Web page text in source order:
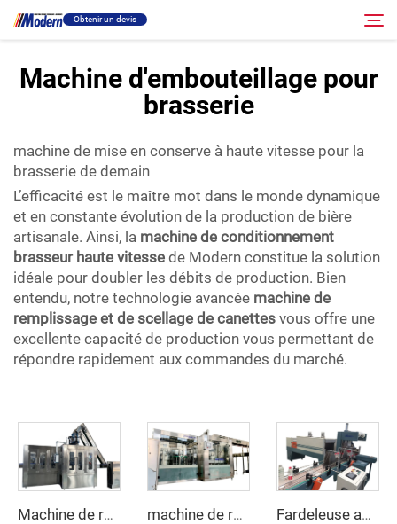
Obtenir un devis
Remplissage et emballage
À propos
Vidéo
Contact
Site RU
Machine d'embouteillage pour
brasserie
machine de mise en conserve à haute vitesse pour la
brasserie de demain
L’efficacité est le maître mot dans le monde dynamique
et en constante évolution de la production de bière
artisanale. Ainsi, la machine de conditionnement
brasseur haute vitesse de Modern constitue la solution
idéale pour doubler les débits de production. Bien
entendu, notre technologie avancée machine de
remplissage et de scellage de canettes vous offre une
excellente capacité de production vous permettant de
répondre rapidement aux commandes du marché.
Machine de remplissage de boissons gazeuses machine de remplissage d'eau 3 en 1 Fardeleuse automatique sous film rétractable